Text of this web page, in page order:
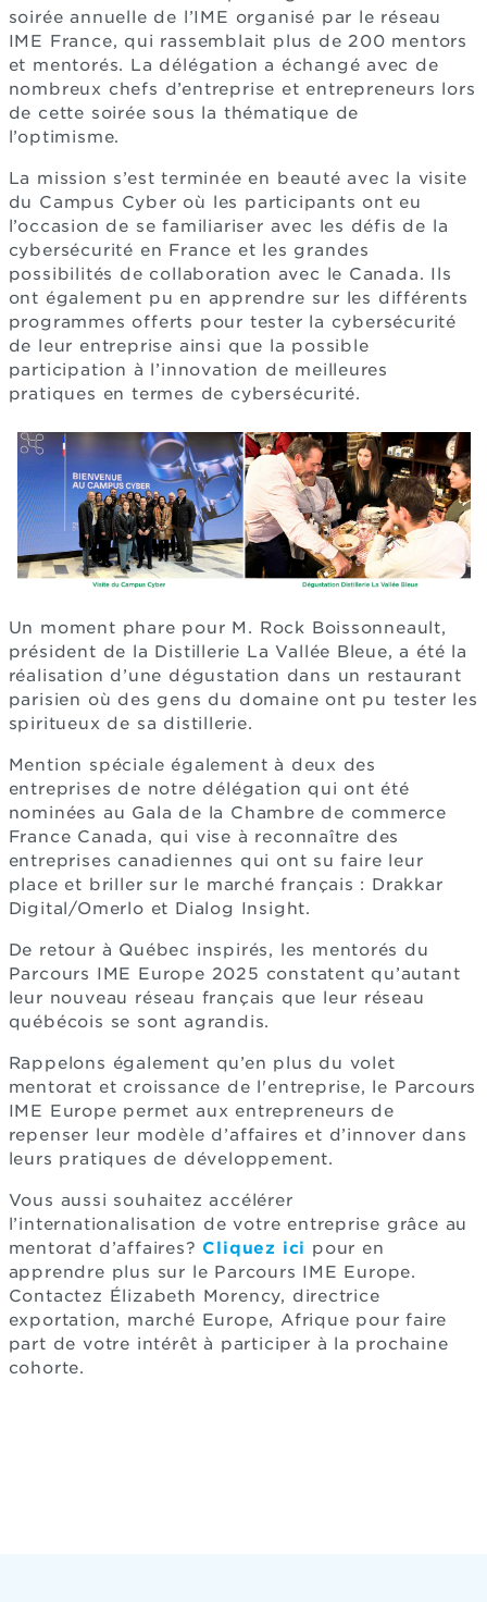
soirée annuelle de l’IME organisé par le réseau
IME France, qui rassemblait plus de 200 mentors
et mentorés. La délégation a échangé avec de
nombreux chefs d’entreprise et entrepreneurs lors
de cette soirée sous la thématique de
l’optimisme.
La mission s’est terminée en beauté avec la visite
du Campus Cyber où les participants ont eu
l’occasion de se familiariser avec les défis de la
cybersécurité en France et les grandes
possibilités de collaboration avec le Canada. Ils
ont également pu en apprendre sur les différents
programmes offerts pour tester la cybersécurité
de leur entreprise ainsi que la possible
participation à l’innovation de meilleures
pratiques en termes de cybersécurité.
Un moment phare pour M. Rock Boissonneault,
président de la Distillerie La Vallée Bleue, a été la
réalisation d’une dégustation dans un restaurant
parisien où des gens du domaine ont pu tester les
spiritueux de sa distillerie.
Mention spéciale également à deux des
entreprises de notre délégation qui ont été
nominées au Gala de la Chambre de commerce
France Canada, qui vise à reconnaître des
entreprises canadiennes qui ont su faire leur
place et briller sur le marché français : Drakkar
Digital/Omerlo et Dialog Insight.
De retour à Québec inspirés, les mentorés du
Parcours IME Europe 2025 constatent qu’autant
leur nouveau réseau français que leur réseau
québécois se sont agrandis.
Rappelons également qu’en plus du volet
mentorat et croissance de l'entreprise, le Parcours
IME Europe permet aux entrepreneurs de
repenser leur modèle d’affaires et d’innover dans
leurs pratiques de développement.
Vous aussi souhaitez accélérer
l’internationalisation de votre entreprise grâce au
mentorat d’affaires? Cliquez ici pour en
apprendre plus sur le Parcours IME Europe.
Contactez Élizabeth Morency, directrice
exportation, marché Europe, Afrique pour faire
part de votre intérêt à participer à la prochaine
cohorte.